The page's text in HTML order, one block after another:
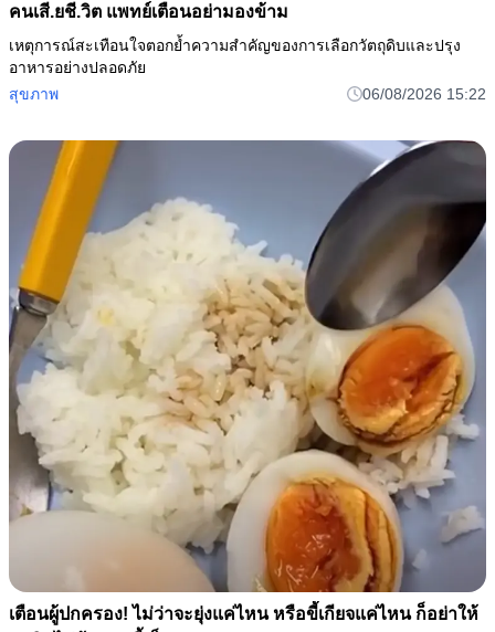
คนเสี.ยชี.วิต แพทย์เตือนอย่ามองข้าม
เหตุการณ์สะเทือนใจตอกย้ำความสำคัญของการเลือกวัตถุดิบและปรุง
อาหารอย่างปลอดภัย
สุขภาพ
06/08/2026 15:22
เตือนผู้ปกครอง! ไม่ว่าจะยุ่งแค่ไหน หรือขี้เกียจแค่ไหน ก็อย่าให้